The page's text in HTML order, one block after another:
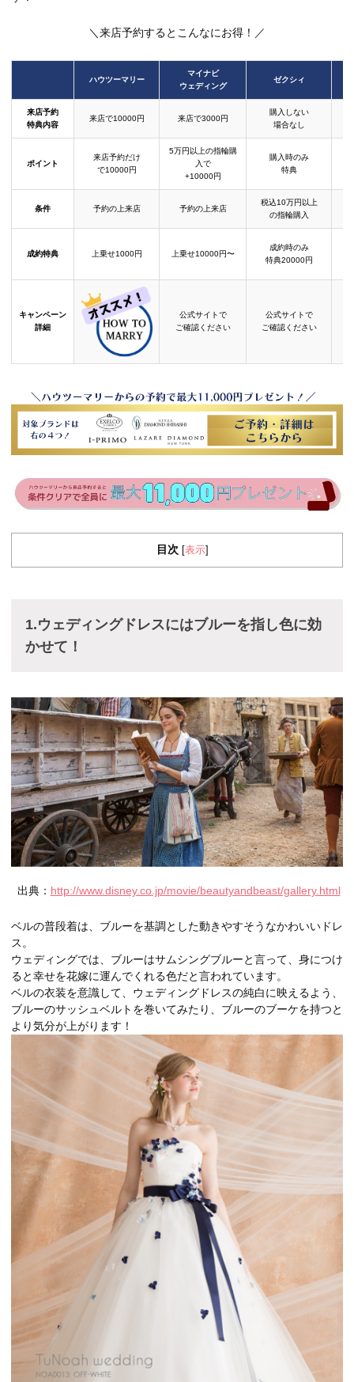
＼来店予約するとこんなにお得！／
ハウツーマリー
マイナビ
ウェディング
ゼクシィ
来店予約
特典内容
来店で10000円 来店で3000円
購入しない
場合なし
ポイント
来店予約だけ
で10000円
5万円以上の指輪購
入で
+10000円
購入時のみ
特典
条件 予約の上来店 予約の上来店
税込10万円以上
の指輪購入
成約特典 上乗せ1000円 上乗せ10000円〜
成約時のみ
特典20000円
キャンペーン
詳細
公式サイトで
ご確認ください
公式サイトで
ご確認ください
目次 [表示]
1.ウェディングドレスにはブルーを指し色に効
かせて！
出典： http://www.disney.co.jp/movie/beautyandbeast/gallery.html
ベルの普段着は、ブルーを基調とした動きやすそうなかわいいドレ
ス。
ウェディングでは、ブルーはサムシングブルーと言って、身につけ
ると幸せを花嫁に運んでくれる色だと言われています。
ベルの衣装を意識して、ウェディングドレスの純白に映えるよう、
ブルーのサッシュベルトを巻いてみたり、ブルーのブーケを持つと
より気分が上がります！